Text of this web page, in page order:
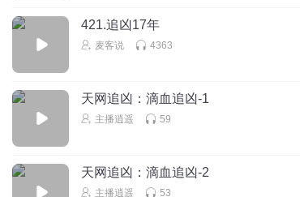
421.追凶17年
麦客说 4363
天网追凶：滴血追凶-1
主播逍遥 59
天网追凶：滴血追凶-2
主播逍遥 53